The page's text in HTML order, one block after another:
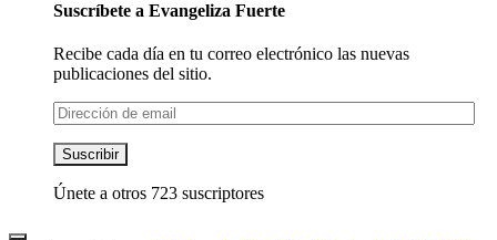
Suscríbete a Evangeliza Fuerte
Recibe cada día en tu correo electrónico las nuevas
publicaciones del sitio.
Dirección
de
email
Suscribir
Únete a otros 723 suscriptores